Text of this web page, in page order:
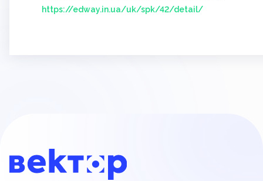
https://edway.in.ua/uk/spk/42/detail/